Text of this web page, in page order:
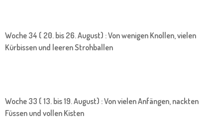
Woche 34 ( 20. bis 26. August) : Von wenigen Knollen, vielen
Kürbissen und leeren Strohballen
Woche 33 ( 13. bis 19. August) : Von vielen Anfängen, nackten
Füssen und vollen Kisten